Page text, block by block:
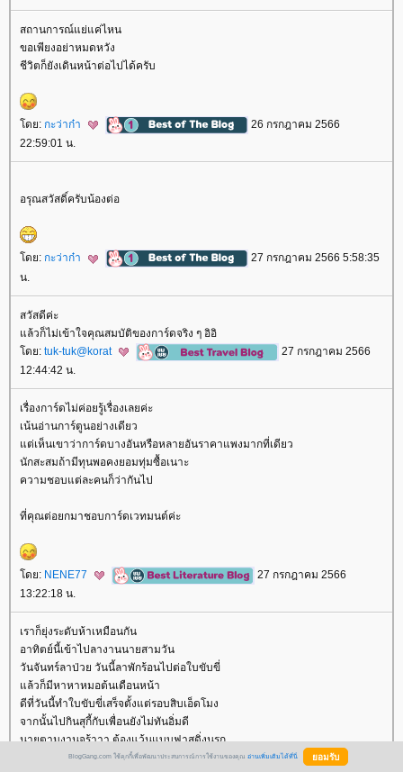
สถานการณ์แย่แค่ไหน
ขอเพียงอย่าหมดหวัง
ชีวิตก็ยังเดินหน้าต่อไปได้ครับ
ดย: กะว่าก๋า
26 กรกฎาคม 2566
22:59:01 น.
อรุณสวัสดิ์ครับน้องต่อ
ดย: กะว่าก๋า
27 กรกฎาคม 2566 5:58:35
น.
สวัสดีค่ะ
ล้วก็ไม่เข้าใจคุณสมบัติของการ์ดจริง ๆ อิอิ
ดย: tuk-tuk@korat
27 กรกฎาคม 2566
12:44:42 น.
เรื่องการ์ดไม่ค่อยรู้เรื่องเลยค่ะ
เน้นอ่านการ์ตูนอย่างเดียว
ต่เห็นเขาว่าการ์ดบางอันหรือหลายอันราคาแพงมากที่เดียว
นักสะสมถ้ามีทุนพอคงยอมทุ่มซื้อเนาะ
ความชอบแต่ละคนก็ว่ากันไป
ที่คุณต่อยกมาชอบการ์ดเวทมนต์ค่ะ
ดย: NENE77
27 กรกฎาคม 2566
13:22:18 น.
เราก็ยุ่งระดับห้าเหมือนกัน
อาทิตย์นี้เข้าไปลางานนายสามวัน
วันจันทร์ลาป่วย วันนี้ลาพักร้อนไปต่อใบขับขี่
ล้วก็มีหาหาหมอต้นเดือนหน้า
ดีที่วันนี้ทำใบขับขี่เสร็จตั้งแต่รอบสิบเอ็ดโมง
จากนั้นไปกินสุกี้กับเพื่อนยังไม่ทันอิ่มดี
นายตามงานจร้าาา ต้องแว้นแบบฟาสดิ่งนรก
จากนนทบุรีมาสนามเป้าในครึ่งชั่วโมง
BlogGang.com ใช้คุกกี้เพื่อพัฒนาประสบการณ์การใช้งานของคุณ อ่านเพิ่มเติมได้ที่นี่